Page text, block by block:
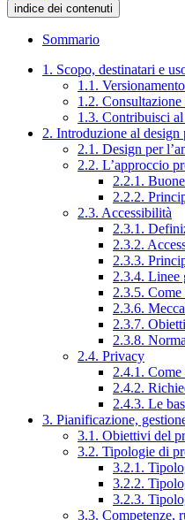
indice dei contenuti
Sommario
1. Scopo, destinatari e
1.1.
1.2. Consultazione
1.3. Contribuisci
2. Introduzione al
2.1. Design per
2.2. L’approccio
2.2.1.
2.2.2.
2.3. Accessibilità
2.3.1.
2.3.2.
2.3.3.
2.3.4. Linee
2.3.5.
2.3.6.
2.3.7.
2.3.8.
2.4. Privacy
2.4.1.
2.4.2.
2.4.3. Le
3. Pianificazione,
3.1. Obiettivi del
3.2. Tipologie di
3.2.1.
3.2.2.
3.2.3.
3.3. Competenze,